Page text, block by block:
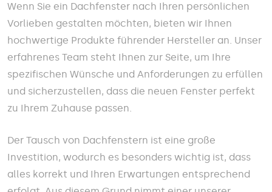
Wenn Sie ein Dachfenster nach Ihren persönlichen
Vorlieben gestalten möchten, bieten wir Ihnen
hochwertige Produkte führender Hersteller an. Unser
erfahrenes Team steht Ihnen zur Seite, um Ihre
spezifischen Wünsche und Anforderungen zu erfüllen
und sicherzustellen, dass die neuen Fenster perfekt
zu Ihrem Zuhause passen.
Der Tausch von Dachfenstern ist eine große
Investition, wodurch es besonders wichtig ist, dass
alles korrekt und Ihren Erwartungen entsprechend